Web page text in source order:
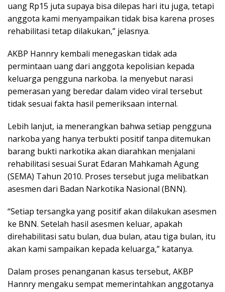
uang Rp15 juta supaya bisa dilepas hari itu juga, tetapi
anggota kami menyampaikan tidak bisa karena proses
rehabilitasi tetap dilakukan,” jelasnya.
AKBP Hannry kembali menegaskan tidak ada
permintaan uang dari anggota kepolisian kepada
keluarga pengguna narkoba. Ia menyebut narasi
pemerasan yang beredar dalam video viral tersebut
tidak sesuai fakta hasil pemeriksaan internal.
Lebih lanjut, ia menerangkan bahwa setiap pengguna
narkoba yang hanya terbukti positif tanpa ditemukan
barang bukti narkotika akan diarahkan menjalani
rehabilitasi sesuai Surat Edaran Mahkamah Agung
(SEMA) Tahun 2010. Proses tersebut juga melibatkan
asesmen dari Badan Narkotika Nasional (BNN).
“Setiap tersangka yang positif akan dilakukan asesmen
ke BNN. Setelah hasil asesmen keluar, apakah
direhabilitasi satu bulan, dua bulan, atau tiga bulan, itu
akan kami sampaikan kepada keluarga,” katanya.
Dalam proses penanganan kasus tersebut, AKBP
Hannry mengaku sempat memerintahkan anggotanya